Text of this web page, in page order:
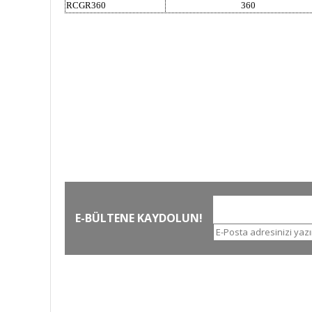
RCGR360
360
E-BÜLTENE KAYDOLUN!